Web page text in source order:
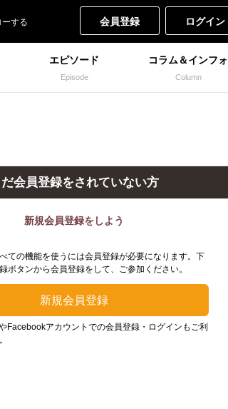
会員登録 ログイン
エピソード
Episode
コラム＆インフォ
Column
だ会員登録をされていない方
新規会員登録をしよう
ての機能を使うには会員登録が必要になります。下
ボタンから会員登録をして、ご参加ください。
Facebookアカウントでの会員登録・ログインもご利